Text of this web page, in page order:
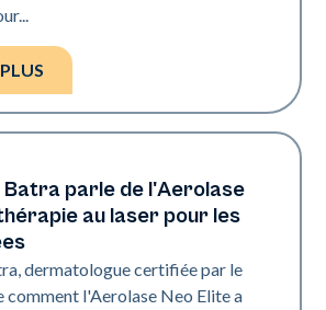
Elite
Batra parle de l'Aerolase
au laser pour les
dermatologue certifiée par le
comment l'Aerolase Neo Elite a